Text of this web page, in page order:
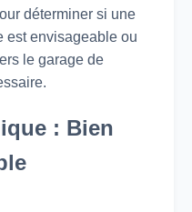
déterminer si une
est envisageable ou
le garage de
: Bien